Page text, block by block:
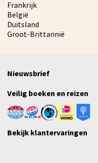
Frankrijk
België
Duitsland
Groot-Brittannië
Nieuwsbrief
Veilig boeken en reizen
Bekijk klantervaringen